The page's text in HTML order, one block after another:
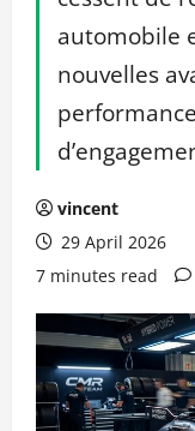
automobile
nouvelles
vincent
29 April 2026
7 minutes read